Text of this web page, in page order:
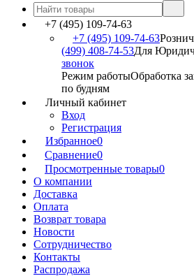
+7 (495) 109-74-63
+7 (495) 109-74-63
(499) 408-74-53Для
звонок
Режим работыОбработка
по будням
Личный кабинет
Вход
Регистрация
Избранное0
Сравнение0
Просмотренные товары0
О компании
Доставка
Оплата
Возврат товара
Новости
Сотрудничество
Контакты
Распродажа